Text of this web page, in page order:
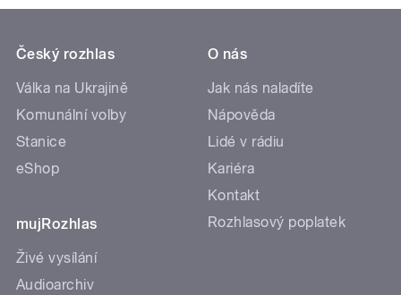
Český rozhlas
Válka na Ukrajině
Komunální volby
Stanice
eShop
mujRozhlas
Živé vysílání
Audioarchiv
O nás
Jak nás naladíte
Nápověda
Lidé v rádiu
Kariéra
Kontakt
Rozhlasový poplatek